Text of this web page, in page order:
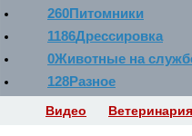
260Питомники
1186Дрессировка
0Животные на
128Разное
Видео